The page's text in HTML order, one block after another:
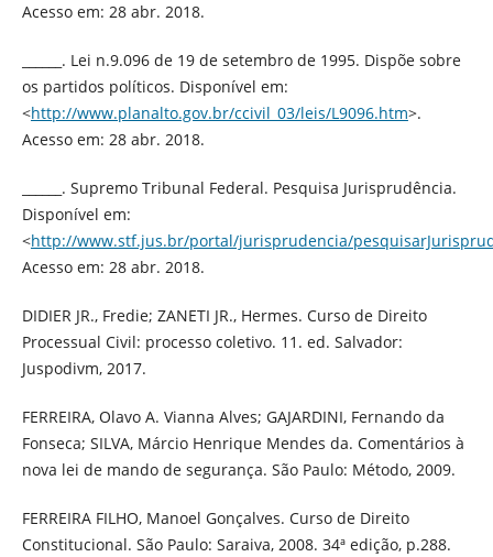
Acesso em: 28 abr. 2018.
______. Lei n.9.096 de 19 de setembro de 1995. Dispõe sobre
os partidos políticos. Disponível em:
<http://www.planalto.gov.br/ccivil_03/leis/L9096.htm>.
Acesso em: 28 abr. 2018.
______. Supremo Tribunal Federal. Pesquisa Jurisprudência.
Disponível em:
<http://www.stf.jus.br/portal/jurisprudencia/
Acesso em: 28 abr. 2018.
DIDIER JR., Fredie; ZANETI JR., Hermes. Curso de Direito
Processual Civil: processo coletivo. 11. ed. Salvador:
Juspodivm, 2017.
FERREIRA, Olavo A. Vianna Alves; GAJARDINI, Fernando da
Fonseca; SILVA, Márcio Henrique Mendes da. Comentários à
nova lei de mando de segurança. São Paulo: Método, 2009.
FERREIRA FILHO, Manoel Gonçalves. Curso de Direito
Constitucional. São Paulo: Saraiva, 2008. 34ª edição, p.288.